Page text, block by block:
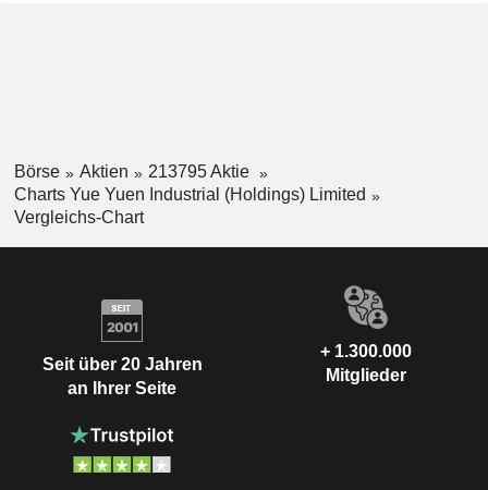
Börse Aktien
213795 Aktie
Charts Yue Yuen Industrial (Holdings) Limited
Vergleichs-Chart
Seit über 20 Jahren
an Ihrer Seite
+ 1.300.000
Mitglieder